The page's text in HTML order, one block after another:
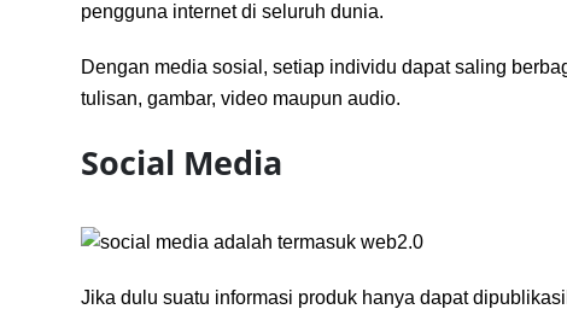
pengguna internet di seluruh dunia.
Dengan media sosial, setiap individu dapat saling
tulisan, gambar, video maupun audio.
Social Media
Jika dulu suatu informasi produk hanya dapat